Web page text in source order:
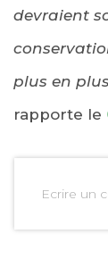
devraient
plus en
rapporte le
Ecrire un